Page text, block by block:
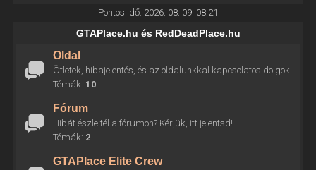
Pontos idő: 2026. 08. 09. 08:21
GTAPlace.hu és RedDeadPlace.hu
Oldal
Ötletek, hibajelentés, és az oldalunkkal kapcsolatos dolgok.
Témák: 10
Fórum
Hibát észleltél a fórumon? Kérjük, itt jelentsd!
Témák: 2
GTAPlace Elite Crew